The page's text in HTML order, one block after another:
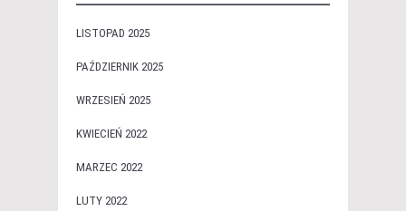
LISTOPAD 2025
PAŹDZIERNIK 2025
WRZESIEŃ 2025
KWIECIEŃ 2022
MARZEC 2022
LUTY 2022